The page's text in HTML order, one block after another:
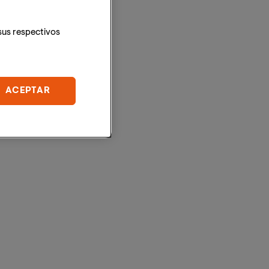
respectivos
ACEPTAR